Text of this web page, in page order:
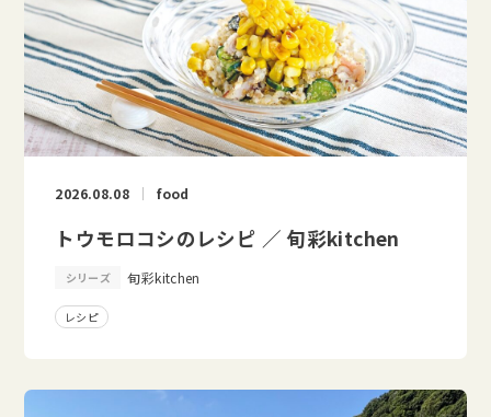
2026.08.08 food
トウモロコシのレシピ ／ 旬彩kitchen
シリーズ 旬彩kitchen
レシピ